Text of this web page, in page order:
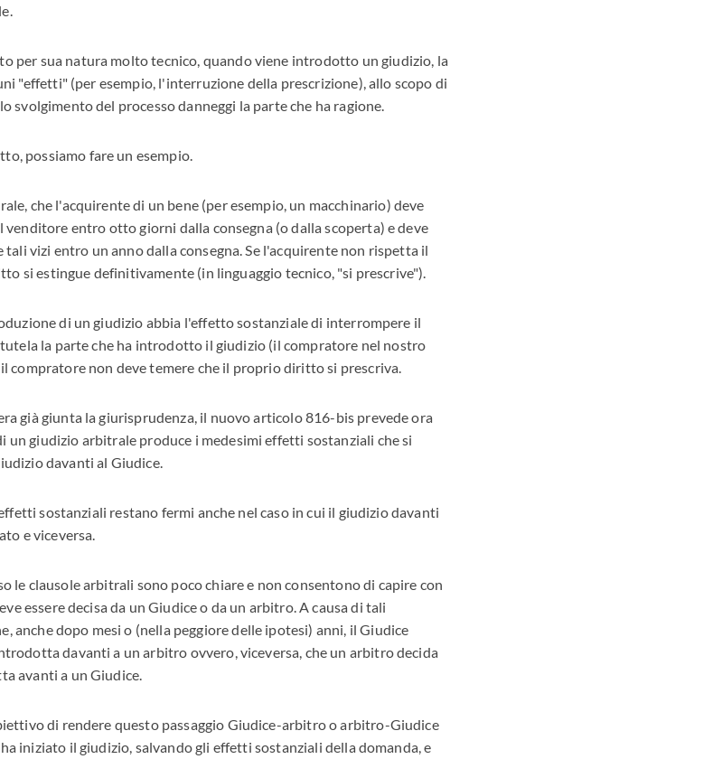
per sua natura molto tecnico, quando viene introdotto un giudizio, la
"effetti" (per esempio, l'interruzione della prescrizione), allo scopo di
svolgimento del processo danneggi la parte che ha ragione.
possiamo fare un esempio.
che l'acquirente di un bene (per esempio, un macchinario) deve
entro otto giorni dalla consegna (o dalla scoperta) e deve
vizi entro un anno dalla consegna. Se l'acquirente non rispetta il
si estingue definitivamente (in linguaggio tecnico, "si prescrive").
di un giudizio abbia l'effetto sostanziale di interrompere il
la parte che ha introdotto il giudizio (il compratore nel nostro
compratore non deve temere che il proprio diritto si prescriva.
già giunta la giurisprudenza, il nuovo articolo 816-bis prevede ora
un giudizio arbitrale produce i medesimi effetti sostanziali che si
davanti al Giudice.
sostanziali restano fermi anche nel caso in cui il giudizio davanti
e viceversa.
le clausole arbitrali sono poco chiare e non consentono di capire con
essere decisa da un Giudice o da un arbitro. A causa di tali
anche dopo mesi o (nella peggiore delle ipotesi) anni, il Giudice
davanti a un arbitro ovvero, viceversa, che un arbitro decida
avanti a un Giudice.
di rendere questo passaggio Giudice-arbitro o arbitro-Giudice
iniziato il giudizio, salvando gli effetti sostanziali della domanda, e